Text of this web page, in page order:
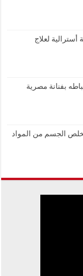
لعلاج
بفنانة مصرية
الجسم من المواد